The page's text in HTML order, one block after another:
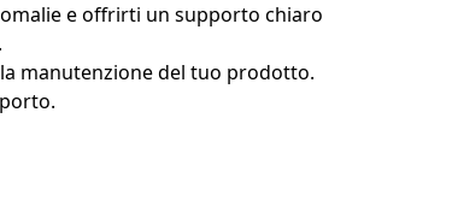
e offrirti un supporto chiaro
manutenzione del tuo prodotto.